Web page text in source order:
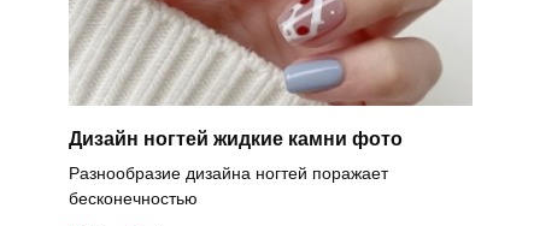
Дизайн ногтей жидкие камни фото
Разнообразие дизайна ногтей поражает
бесконечностью